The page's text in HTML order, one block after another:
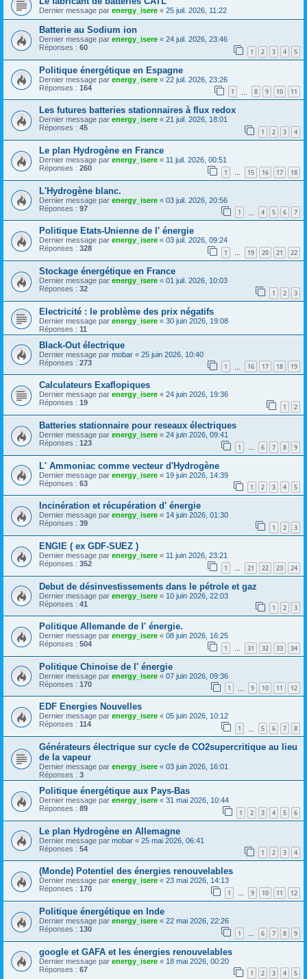
Dernier message par energy_isere « 25 juil. 2026, 11:22
Batterie au Sodium ion
Dernier message par energy_isere « 24 juil. 2026, 23:46
Réponses : 60 1 2 3 4 5
Politique énergétique en Espagne
Dernier message par energy_isere « 22 juil. 2026, 23:26
Réponses : 164 1 8 9 10 11
Les futures batteries stationnaires à flux redox
Dernier message par energy_isere « 21 juil. 2026, 18:01
Réponses : 45 1 2 3 4
Le plan Hydrogène en France
Dernier message par energy_isere « 11 juil. 2026, 00:51
Réponses : 260 1 … 15 16 17 18
L'Hydrogène blanc.
Dernier message par energy_isere « 03 juil. 2026, 20:56
Réponses : 97 1 4 5 6 7
Politique Etats-Unienne de l' énergie
Dernier message par energy_isere « 03 juil. 2026, 09:24
Réponses : 328 1 … 19 20 21 22
Stockage énergétique en France
Dernier message par energy_isere « 01 juil. 2026, 10:03
Réponses : 32 1 2 3
Electricité : le problème des prix négatifs
Dernier message par energy_isere « 30 juin 2026, 19:08
Réponses : 11
Black-Out électrique
Dernier message par mobar « 25 juin 2026, 10:40
Réponses : 273 1 16 17 18 19
Calculateurs Exaflopiques
Dernier message par energy_isere « 24 juin 2026, 19:36
Réponses : 19 1 2
Batteries stationnaire pour reseaux électriques
Dernier message par energy_isere « 24 juin 2026, 09:41
Réponses : 123 1 … 6 7 8 9
L' Ammoniac comme vecteur d'Hydrogène
Dernier message par energy_isere « 19 juin 2026, 14:39
Réponses : 63 1 2 3 4 5
Incinération et récupération d' énergie
Dernier message par energy_isere « 14 juin 2026, 01:30
Réponses : 39 1 2 3
ENGIE ( ex GDF-SUEZ )
Dernier message par energy_isere « 11 juin 2026, 23:21
Réponses : 352 1 21 22 23 24
Debut de désinvestissements dans le pétrole et gaz
Dernier message par energy_isere « 10 juin 2026, 22:03
Réponses : 41 1 2 3
Politique Allemande de l' énergie.
Dernier message par energy_isere « 08 juin 2026, 16:25
Réponses : 504 1 … 31 32 33 34
Politique Chinoise de l' énergie
Dernier message par energy_isere « 07 juin 2026, 09:36
Réponses : 170 1 9 10 11 12
EDF Energies Nouvelles
Dernier message par energy_isere « 05 juin 2026, 10:12
Réponses : 114 1 5 6 7 8
Générateurs électrique sur cycle de CO2supercritique au lieu
de la vapeur
Dernier message par energy_isere « 03 juin 2026, 16:01
Réponses : 3
Politique énergétique aux Pays-Bas
Dernier message par energy_isere « 31 mai 2026, 10:44
Réponses : 89 1 2 3 4 5 6
Le plan Hydrogène en Allemagne
Dernier message par mobar « 25 mai 2026, 06:41
Réponses : 54 1 2 3 4
(Monde) Potentiel des énergies renouvelables
Dernier message par energy_isere « 23 mai 2026, 14:13
Réponses : 170 1 … 9 10 11 12
Politique énergétique en Inde
Dernier message par energy_isere « 22 mai 2026, 22:26
Réponses : 130 1 … 6 7 8 9
google et GAFA et les énergies renouvelables
Dernier message par energy_isere « 18 mai 2026, 00:20
Réponses : 67 1 2 3 4 5